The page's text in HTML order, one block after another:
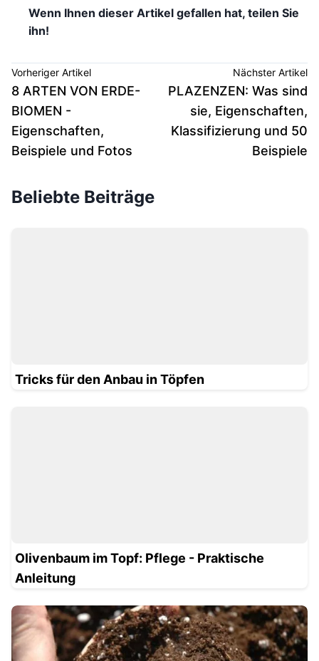
Wenn Ihnen dieser Artikel gefallen hat, teilen Sie
ihn!
Vorheriger Artikel
8 ARTEN VON ERDE-
BIOMEN -
Eigenschaften,
Beispiele und Fotos
Nächster Artikel
PLAZENZEN: Was sind
sie, Eigenschaften,
Klassifizierung und 50
Beispiele
Beliebte Beiträge
Tricks für den Anbau in Töpfen
Olivenbaum im Topf: Pflege - Praktische
Anleitung